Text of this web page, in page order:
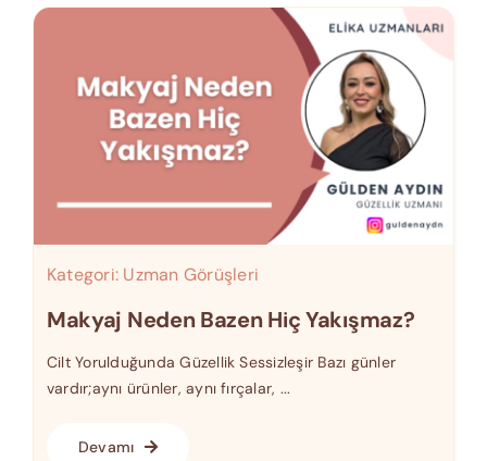
Kategori: Uzman Görüşleri
Makyaj Neden Bazen Hiç Yakışmaz?
Cilt Yorulduğunda Güzellik Sessizleşir Bazı günler
vardır;aynı ürünler, aynı fırçalar, ...
Devamı